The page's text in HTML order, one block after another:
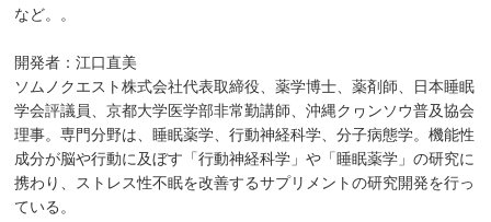
など。。
開発者：江口直美
ソムノクエスト株式会社代表取締役、薬学博士、薬剤師、日本睡眠
学会評議員、京都大学医学部非常勤講師、沖縄クヮンソウ普及協会
理事。専門分野は、睡眠薬学、行動神経科学、分子病態学。機能性
成分が脳や行動に及ぼす「行動神経科学」や「睡眠薬学」の研究に
携わり、ストレス性不眠を改善するサプリメントの研究開発を行っ
ている。